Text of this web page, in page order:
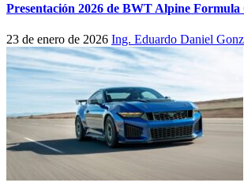
Presentación 2026 de BWT Alpine Formula
23 de enero de 2026 Ing. Eduardo Daniel